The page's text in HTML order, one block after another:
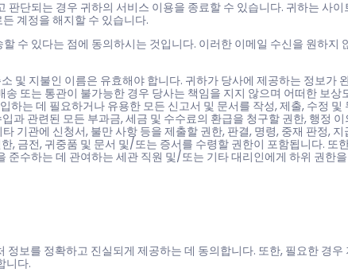
단되는 경우 귀하의 서비스 이용을 종료할 수 있습니다. 귀하는 사이
계정을 해지할 수 있습니다.
수 있다는 점에 동의하시는 것입니다. 이러한 이메일 수신을 원하지
및 지불인 이름은 유효해야 합니다. 귀하가 당사에 제공하는 정보가
또는 통관이 불가능한 경우 당사는 책임을 지지 않으며 어떠한 보상
는 데 필요하거나 유용한 모든 신고서 및 문서를 작성, 제출, 수정 및
과 관련된 모든 부과금, 세금 및 수수료의 환급을 청구할 권한, 행정 이
기관에 신청서, 불만 사항 등을 제출할 권한, 판결, 명령, 중재 판정, 지
, 금전, 귀중품 및 문서 및/또는 증서를 수령할 권한이 포함됩니다. 또
수하는 데 관여하는 세관 직원 및/또는 기타 대리인에게 하위 권한
보를 정확하고 진실되게 제공하는 데 동의합니다. 또한, 필요한 경우
니다.